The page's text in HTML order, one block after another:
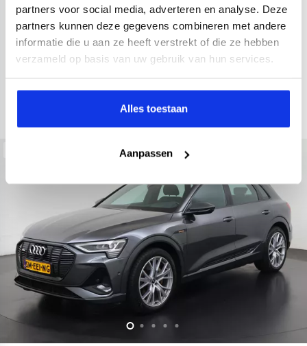
partners voor social media, adverteren en analyse. Deze
partners kunnen deze gegevens combineren met andere
informatie die u aan ze heeft verstrekt of die ze hebben
verzameld op basis van uw gebruik van hun services.
Alles toestaan
Aanpassen
Hybride benzine
Automaat
achteruitrijcamera
Apple Carplay/Android Auto
Kopen
Op aanvraag